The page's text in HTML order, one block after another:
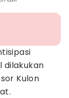
dilakukan
Kulon